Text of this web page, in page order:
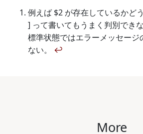
例えば $2 が存在しているかど
] って書いてもうまく判別でき
標準状態ではエラーメッセージ
ない。 ↩
More